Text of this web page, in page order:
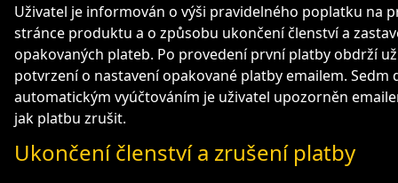
Uživatel je informován o výši pravidelného poplatku na
stránce produktu a o způsobu ukončení členství a
opakovaných plateb. Po provedení první platby obdrží
potvrzení o nastavení opakované platby emailem. Sedm
automatickým vyúčtováním je uživatel upozorněn
jak platbu zrušit.
Ukončení členství a zrušení platby